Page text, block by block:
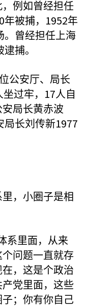
例如曾经担任
年被捕， 1952年
。曾经担任上海
逮捕。
位公安厅、局长
坐过牢， 17人自
局长黄赤波
局长刘传新1977
，小圈子是相
系里面，从来
问题一直就存
，这是个政治
党里面，这些
；你有你自己